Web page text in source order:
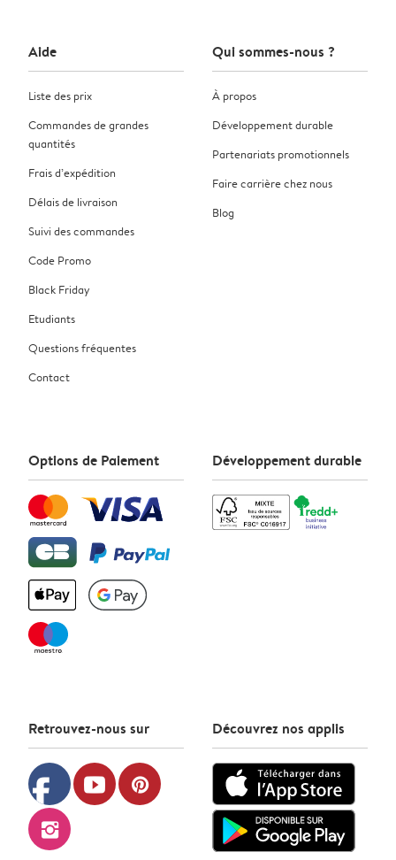
Aide
Liste des prix
Commandes de grandes
quantités
Frais d’expédition
Délais de livraison
Suivi des commandes
Code Promo
Black Friday
Etudiants
Questions fréquentes
Contact
Qui sommes-nous ?
À propos
Développement durable
Partenariats promotionnels
Faire carrière chez nous
Blog
Options de Paiement Développement durable
Retrouvez-nous sur
facebook youtube pinterest
instagram
Découvrez nos applis